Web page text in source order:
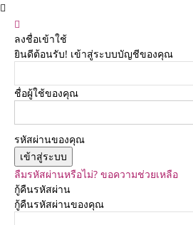
ลงชื่อเข้าใช้
ยินดีต้อนรับ! เข้าสู่ระบบบัญชีของคุณ
ชื่อผู้ใช้ของคุณ
รหัสผ่านของคุณ
ลืมรหัสผ่านหรือไม่? ขอความช่วยเหลือ
กู้คืนรหัสผ่าน
กู้คืนรหัสผ่านของคุณ